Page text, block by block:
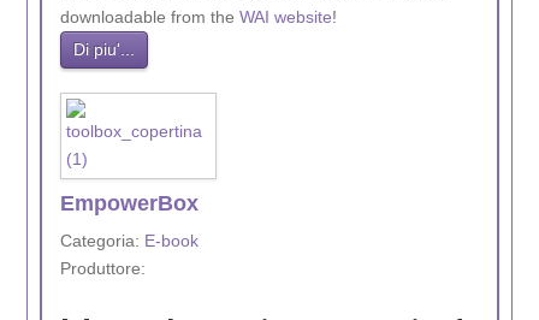
downloadable from the WAI website!
Di piu'...
EmpowerBox
Categoria: E-book
Produttore: